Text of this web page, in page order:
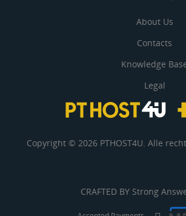
About Us
Contacts
Knowledge
Legal
Copyright © 2026 PTHOST4U. Alle
CRAFTED BY Strong